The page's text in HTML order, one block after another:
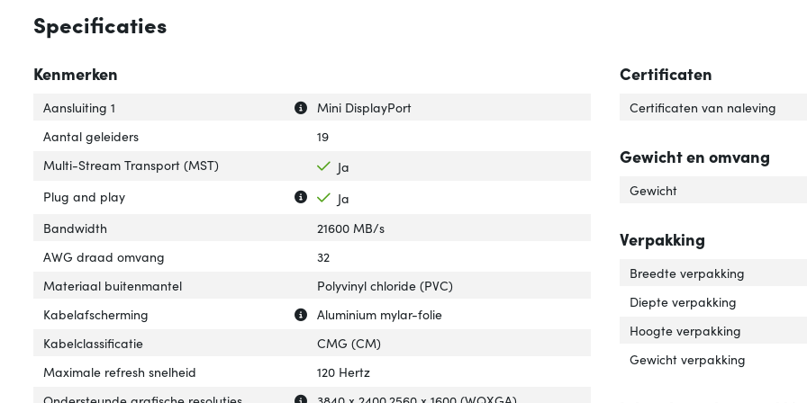
Specificaties
Kenmerken
Uitleg over 'Aansluiting 1'
Verberg uitleg over 'Aansluiting 1'
Aansluiting 1
Mini DisplayPort
Aantal geleiders
19
Multi-Stream Transport (MST)
Ja
Uitleg over 'Plug and play'
Verberg uitleg over 'Plug and play'
Plug and play
Ja
Bandwidth
21600 MB/s
AWG draad omvang
32
Materiaal buitenmantel
Polyvinyl chloride (PVC)
Uitleg over 'Kabelafscherming'
Verberg uitleg over 'Kabelafscherming'
Kabelafscherming
Aluminium mylar-folie
Kabelclassificatie
CMG (CM)
Maximale refresh snelheid
120 Hertz
Uitleg over 'Ondersteunde grafische resoluties'
Verberg uitleg over 'Ondersteunde grafische resoluties'
Certificaten
Certificaten van naleving
Gewicht en omvang
Gewicht
Verpakking
Breedte verpakking
Diepte verpakking
Hoogte verpakking
Gewicht verpakking